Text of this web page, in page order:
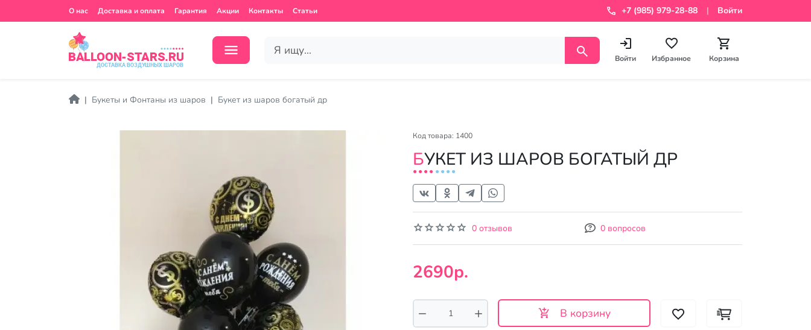
О нас Доставка и оплата Гарантия Акции Контакты Статьи +7 (985) 979-28-88 Войти
Войти Избранное Корзина
Букеты и Фонтаны из шаров Букет из шаров богатый др
Код товара: 1400
БУКЕТ ИЗ ШАРОВ БОГАТЫЙ ДР
0 отзывов 0 вопросов
2690р.
В корзину